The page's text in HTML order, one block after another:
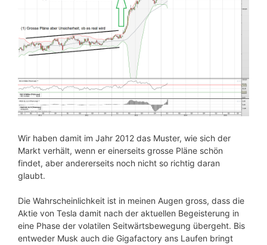
Wir haben damit im Jahr 2012 das Muster, wie sich der
Markt verhält, wenn er einerseits grosse Pläne schön
findet, aber andererseits noch nicht so richtig daran
glaubt.
Die Wahrscheinlichkeit ist in meinen Augen gross, dass die
Aktie von Tesla damit nach der aktuellen Begeisterung in
eine Phase der volatilen Seitwärtsbewegung übergeht. Bis
entweder Musk auch die Gigafactory ans Laufen bringt